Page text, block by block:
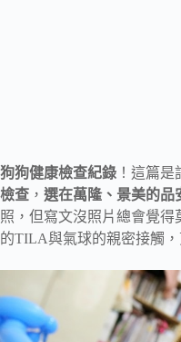
狗狗健康檢查紀錄 ！這篇
檢查 ， 選在萬隆、景美的品
照，但寫文沒照片總會覺得
的TILA與氣球的親密接觸，